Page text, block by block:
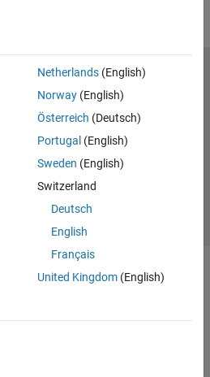
Netherlands(English)
Norway(English)
Österreich (Deutsch)
Portugal (English)
Sweden (English)
Switzerland
Deutsch
English
Français
United Kingdom(English)
comerciales
Antipiratería
Estado de las aplicaciones
Inc.
Seleccione un país/